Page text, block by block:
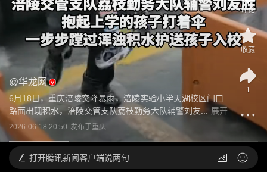
@华龙网
6月18日，重庆涪陵突降暴雨，涪陵实验小学天湖校区门口
路面出现积水，涪陵交管支队荔枝勤务大队辅警刘友...
展开
2026-06-18 20:50 发布于重庆
评论
收藏
1
打开腾讯新闻客户端说两句